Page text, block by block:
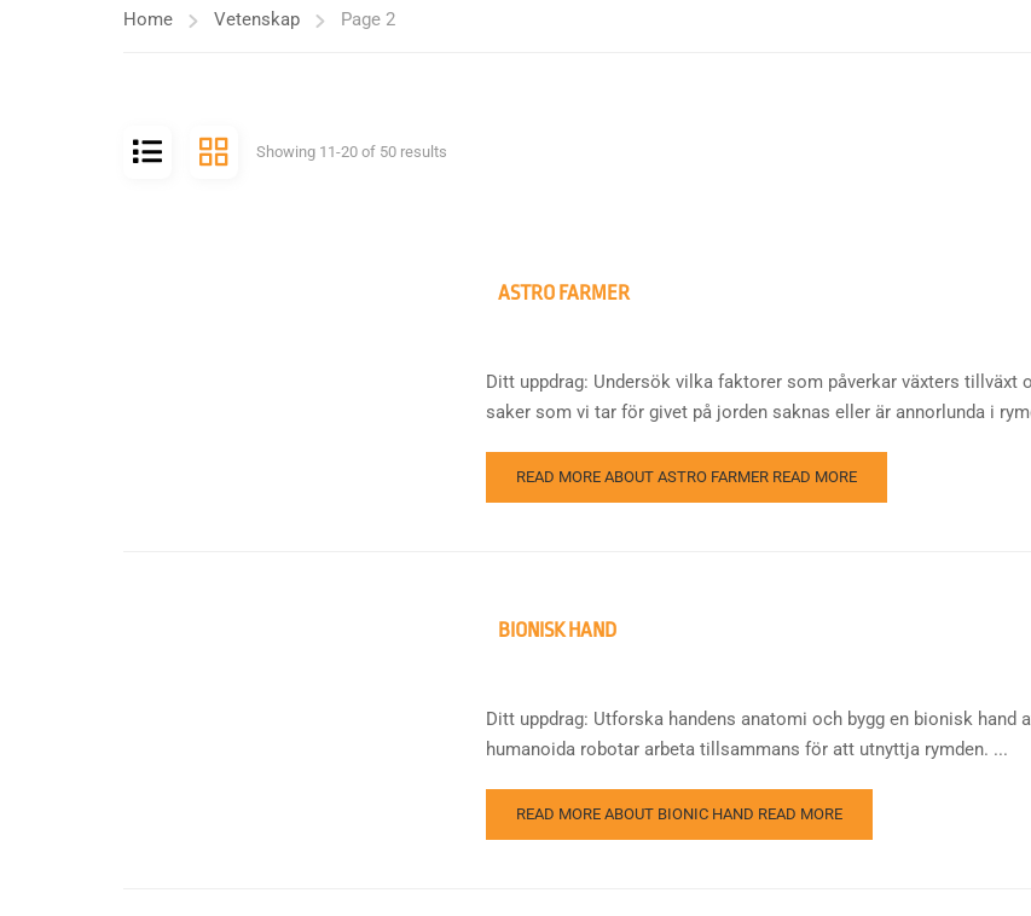
Home Vetenskap Page 2
Showing 11-20 of 50 results
ASTRO FARMER
Ditt uppdrag: Undersök vilka faktorer som påverkar växters
saker som vi tar för givet på jorden saknas eller är annorlunda i
READ MORE ABOUT ASTRO FARMER READ MORE
BIONISK HAND
Ditt uppdrag: Utforska handens anatomi och bygg en bionisk
humanoida robotar arbeta tillsammans för att utnyttja rymden. ...
READ MORE ABOUT BIONIC HAND READ MORE